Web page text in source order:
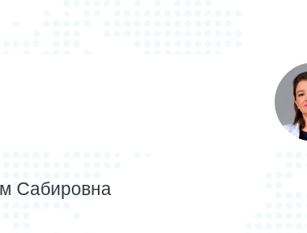
Сабировна